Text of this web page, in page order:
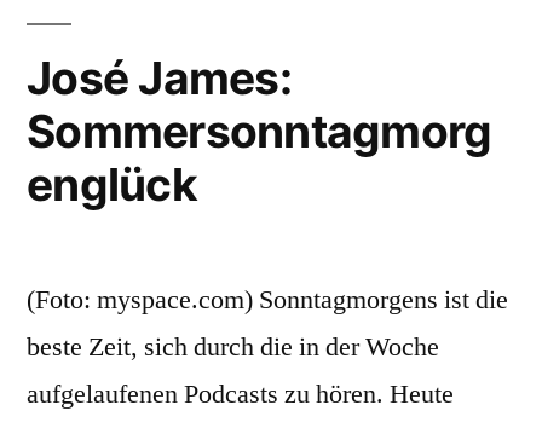
José James:
Sommersonntagmorg
englück
(Foto: myspace.com) Sonntagmorgens ist die
beste Zeit, sich durch die in der Woche
aufgelaufenen Podcasts zu hören. Heute